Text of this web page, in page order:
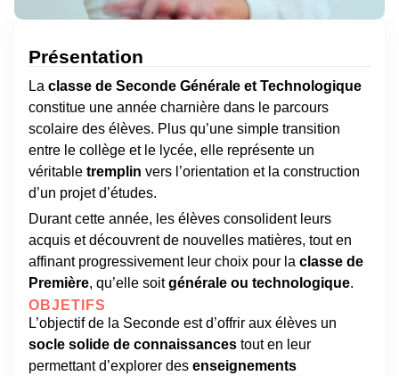
Présentation
La classe de Seconde Générale et Technologique
constitue une année charnière dans le parcours
scolaire des élèves. Plus qu’une simple transition
entre le collège et le lycée, elle représente un
véritable tremplin vers l’orientation et la construction
d’un projet d’études.
Durant cette année, les élèves consolident leurs
acquis et découvrent de nouvelles matières, tout en
affinant progressivement leur choix pour la classe de
Première, qu’elle soitgénérale ou technologique.
OBJETIFS
L’objectif de la Seconde est d’offrir aux élèves un
socle solide de connaissances tout en leur
permettant d’explorer des enseignements